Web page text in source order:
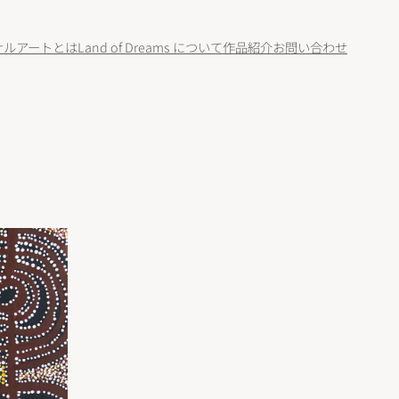
アートとはLand of Dreams について作品紹介お問い合わせ